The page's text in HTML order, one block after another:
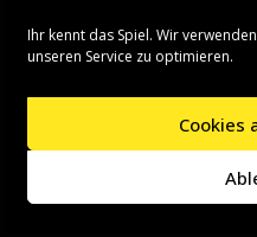
Ihr kennt das Spiel. Wir
unseren Service zu optimieren.
Cookies
| Präsentiert von